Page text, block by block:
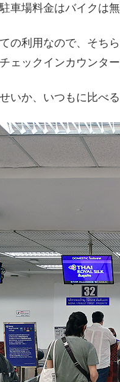
車場料金はバイクは無
の利用なので、そち
ェックインカウンター
いか、いつもに比べ